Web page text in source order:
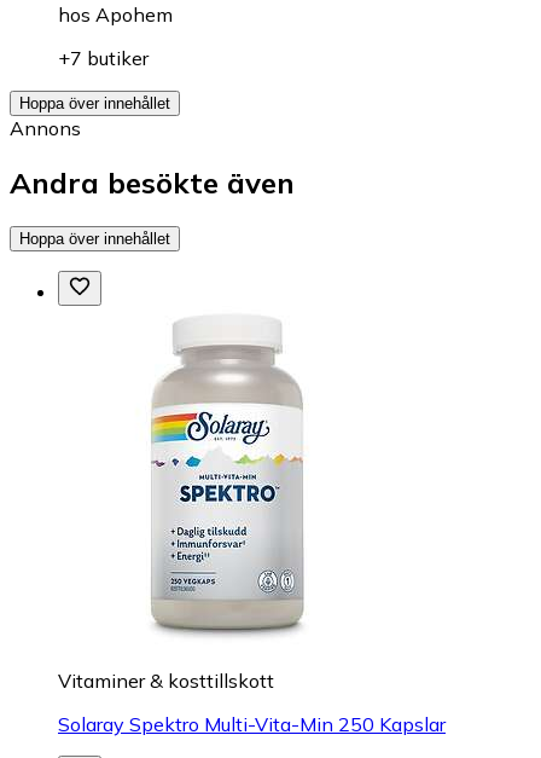
hos Apohem
+7 butiker
Hoppa över innehållet
Annons
Andra besökte även
Hoppa över innehållet
Vitaminer & kosttillskott
Solaray Spektro Multi-Vita-Min 250 Kapslar